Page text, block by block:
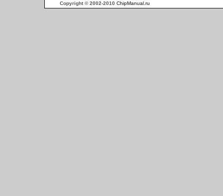
Copyright © 2002-2010 ChipManual.ru